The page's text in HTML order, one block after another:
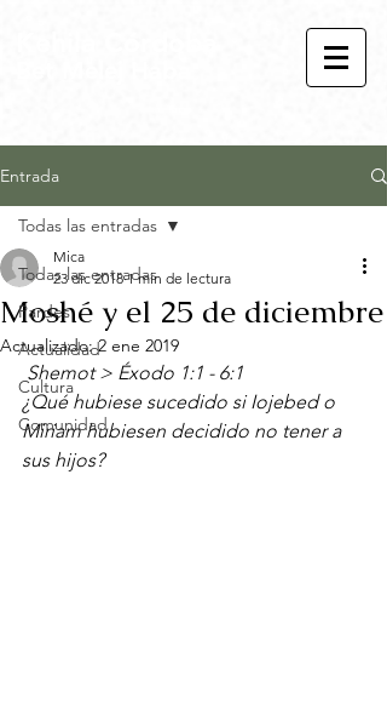
Entrada
Todas las entradas
Pardes
Actualidad
Cultura
Comunidad
Todas las entradas
Moshé y el 25 de diciembre
Mica
23 dic 2018 1 min de lectura
Actualizado:2 ene 2019
Shemot > Éxodo 1:1 - 6:1
¿Qué hubiese sucedido si Iojebed o
Miriam hubiesen decidido no tener a
sus hijos?